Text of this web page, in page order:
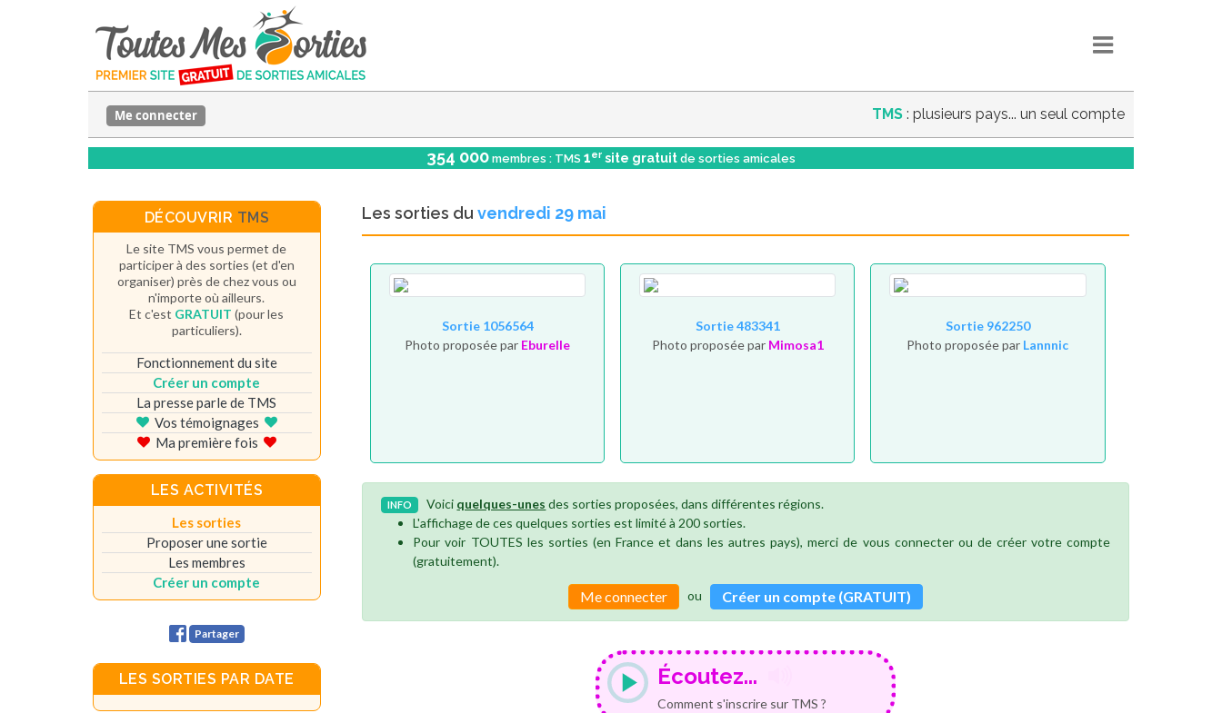
TMS : plusieurs pays... un seul compte
Me connecter
354 000 membres : TMS 1er site gratuit de sorties amicales
Les sorties duvendredi 29 mai
Sortie 1056564
Photo proposée par Eburelle
Sortie 483341
Photo proposée par Mimosa1
Sortie 962250
Photo proposée par Lannnic
INFO Voici quelques-unes des sorties proposées, dans différentes régions.
L'affichage de ces quelques sorties est limité à 200 sorties.
Pour voir TOUTES les sorties (en France et dans les autres pays), merci de vous connecter ou de créer votre compte
(gratuitement).
Me connecter ou Créer un compte (GRATUIT)
Écoutez...
Comment s'inscrire sur TMS ?
DÉCOUVRIR TMS
Le site TMS vous permet de
participer à des sorties (et d'en
organiser) près de chez vous ou
n'importe où ailleurs.
Et c'est GRATUIT (pour les
particuliers).
Fonctionnement du site
Créer un compte
La presse parle de TMS
Vos témoignages
Ma première fois
LES ACTIVITÉS
Les sorties
Proposer une sortie
Les membres
Créer un compte
Partager
LES SORTIES PAR DATE